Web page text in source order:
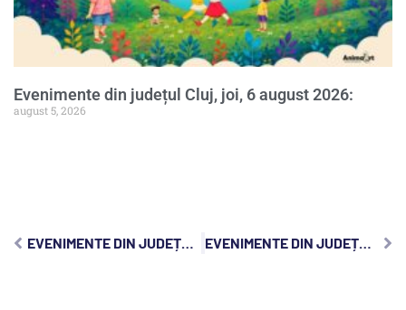
Evenimente din județul Cluj, joi, 6 august 2026:
august 5, 2026
EVENIMENTE DIN JUDEȚUL CLUJ, DUMINICĂ, 10 SEPTEMBRIE 2023: EVENIMENTE DIN JUDEȚUL CLUJ, MARȚI, 12 SEPTEMBRIE 2023: